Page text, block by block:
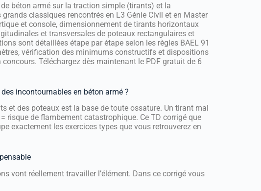
béton armé sur la traction simple (tirants) et la
classiques rencontrés en L3 Génie Civil et en Master
et console, dimensionnement de tirants horizontaux
et transversales de poteaux rectangulaires et
sont détaillées étape par étape selon les règles BAEL 91
vérification des minimums constructifs et dispositions
Téléchargez dès maintenant le PDF gratuit de 6
incontournables en béton armé ?
et des poteaux est la base de toute ossature. Un tirant mal
risque de flambement catastrophique. Ce TD corrigé que
exactement les exercices types que vous retrouverez en
vont réellement travailler l’élément. Dans ce corrigé vous